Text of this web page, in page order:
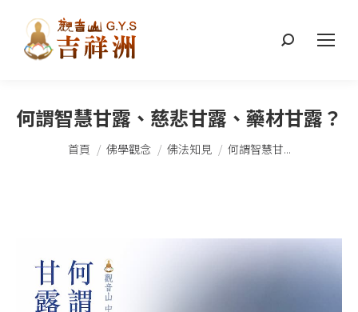
搜
何謂智慧甘露、慈悲甘露、藥材甘露？
您在這裡：
首頁 佛學觀念 佛法知見 何謂智慧甘...